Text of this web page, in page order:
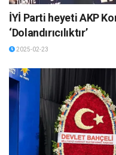
İYİ Parti heyeti AKP
‘Dolandırıcılıktır’
2025-02-23